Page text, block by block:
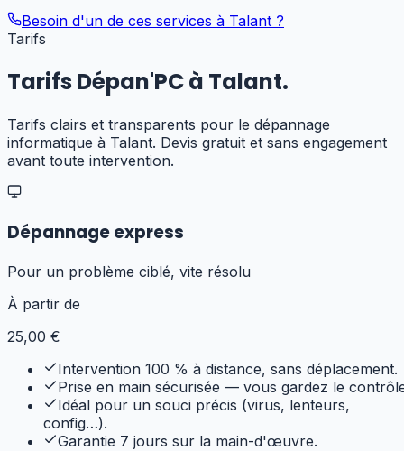
Besoin d'un de ces services à Talant ?
Tarifs
Tarifs Dépan'PC à Talant.
Tarifs clairs et transparents pour le dépannage
informatique à Talant. Devis gratuit et sans engagement
avant toute intervention.
Dépannage express
Pour un problème ciblé, vite résolu
À partir de
25,00 €
Intervention 100 % à distance, sans déplacement.
Prise en main sécurisée — vous gardez le
Idéal pour un souci précis (virus, lenteurs,
config…).
Garantie 7 jours sur la main-d'œuvre.